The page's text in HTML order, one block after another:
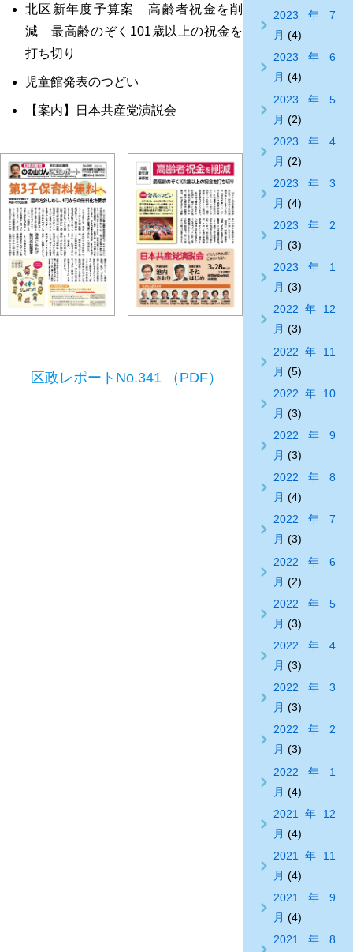
北区新年度予算案 高齢者祝金を削
減 最高齢のぞく101歳以上の祝金を
打ち切り
児童館発表のつどい
【案内】日本共産党演説会
区政レポートNo.341 （PDF）
2023年7
月 (4)
2023年6
月 (4)
2023年5
月 (2)
2023年4
月 (2)
2023年3
月 (4)
2023年2
月 (3)
2023年1
月 (3)
2022年12
月 (3)
2022年11
月 (5)
2022年10
月 (3)
2022年9
月 (3)
2022年8
月 (4)
2022年7
月 (3)
2022年6
月 (2)
2022年5
月 (3)
2022年4
月 (3)
2022年3
月 (3)
2022年2
月 (3)
2022年1
月 (4)
2021年12
月 (4)
2021年11
月 (4)
2021年9
月 (4)
2021年8